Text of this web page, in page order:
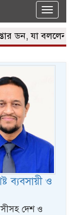
Toggle
ডন, যা বললেন
ব্যবসায়ী ও
দেশ ও